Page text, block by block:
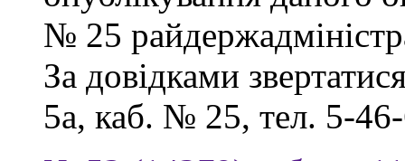
№ 25
За довідками
5а, каб. № 25, тел. 5-